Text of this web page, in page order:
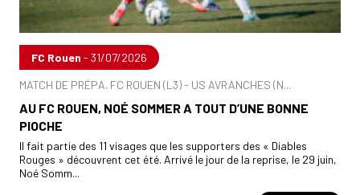
FC Rouen - 31/07/2026
MATCH DE PRÉPA. FC ROUEN (L3) - US AVRANCHES (N...
AU FC ROUEN, NOÉ SOMMER A TOUT D’UNE BONNE
PIOCHE
Il fait partie des 11 visages que les supporters des « Diables
Rouges » découvrent cet été. Arrivé le jour de la reprise, le 29 juin,
Noé Somm...